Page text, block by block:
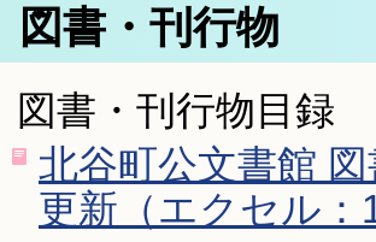
図書・刊行物
図書・刊行物目録
北谷町公文書館
更新（エクセル：